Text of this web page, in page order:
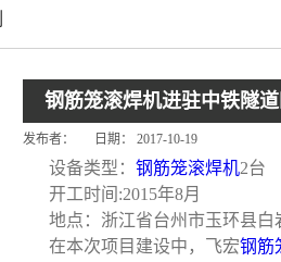
钢筋笼滚焊机进驻中铁隧
发布者： 日期： 2017-10-19
设备类型： 钢筋笼滚焊机2台
开工时间:2015年8月
地点：浙江省台州市玉环县
在本次项目建设中，飞宏钢筋